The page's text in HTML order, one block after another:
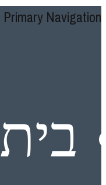
Primary Navigation
בית